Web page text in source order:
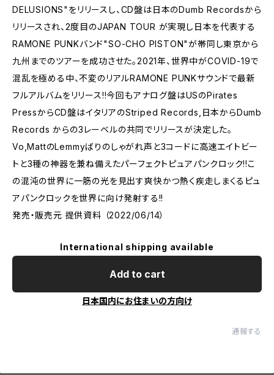
DELUSIONS"をリリースし、CD盤は日本のDumb Recordsから
リリースされ、2度目のJAPAN TOUR が実現し日本を代表する
RAMONE PUNKバンド"SO-CHO PISTON"が帯同し東京から
九州までのツアーを成功させた。2021年、世界中がCOVID-19で
混乱を極める中、不変のリアルRAMONE PUNKサウンドで最新
フルアルバムをリリース!!今回もアナログ盤はUSのPirates
PressからCD盤はイタリアのStriped Records,日本からDumb
Records からの3レーベルの共同でリリースが決定した。
Vo,MattのLemmyばりのしゃがれ声と3コードに高速エイトビー
トと3種の神器を兼ね備えたパーフェクトピュアパンクロック!!こ
の混沌の世界に一筋の光を見出す爽快かつ熱く疾走しまくるピュ
アパンクロックを世界に向け発射する!!
発売・販売元 提供資料 （2022/06/14）
International shipping available
Add to cart
日本国内にお住まいの方向け
通報する